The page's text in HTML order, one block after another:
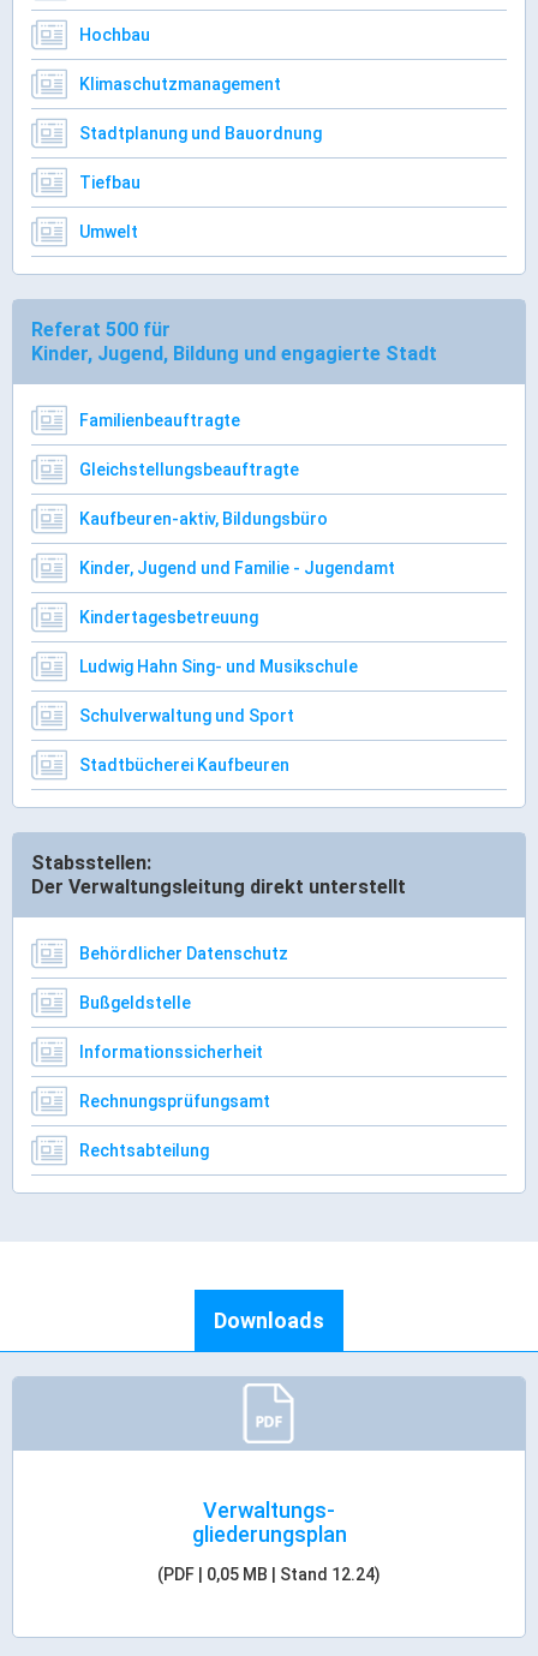
Gründung
Marketing-Kampagne
Tourismus- & Stadtmarketing
Hochbau
Klimaschutzmanagement
Stadtplanung und Bauordnung
Tiefbau
Umwelt
Referat 500 für
Kinder, Jugend, Bildung und engagierte Stadt
Familienbeauftragte
Gleichstellungsbeauftragte
Kaufbeuren-aktiv, Bildungsbüro
Kinder, Jugend und Familie - Jugendamt
Kindertagesbetreuung
Ludwig Hahn Sing- und Musikschule
Schulverwaltung und Sport
Stadtbücherei Kaufbeuren
Stabsstellen:
Der Verwaltungsleitung direkt unterstellt
Behördlicher Datenschutz
Bußgeldstelle
Informationssicherheit
Rechnungsprüfungsamt
Rechtsabteilung
Downloads
Verwaltungs-
gliederungsplan
(PDF | 0,05 MB | Stand 12.24)